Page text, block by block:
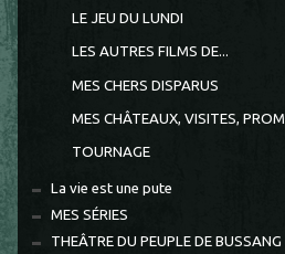
LE JEU DU LUNDI
LES AUTRES FILMS DE...
MES CHERS DISPARUS
MES CHÂTEAUX, VISITES,
TOURNAGE
La vie est une pute
MES SÉRIES
THEÂTRE DU PEUPLE DE BUSSANG